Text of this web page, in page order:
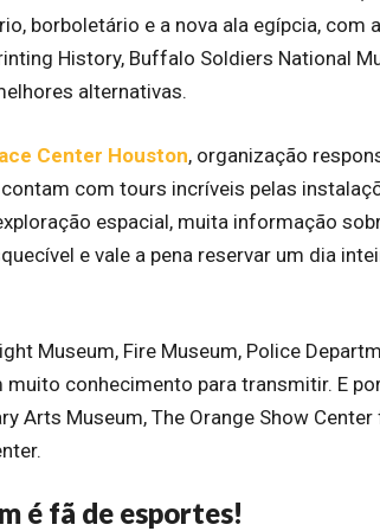
borboletário e a nova ala egípcia, com
History, Buffalo Soldiers National
alternativas.
Center Houston, organização
com tours incríveis pelas
espacial, muita informação
e vale a pena reservar um dia
Museum, Fire Museum, Police
muito conhecimento para transmitir. E
Arts Museum, The Orange Show
é fã de esportes!